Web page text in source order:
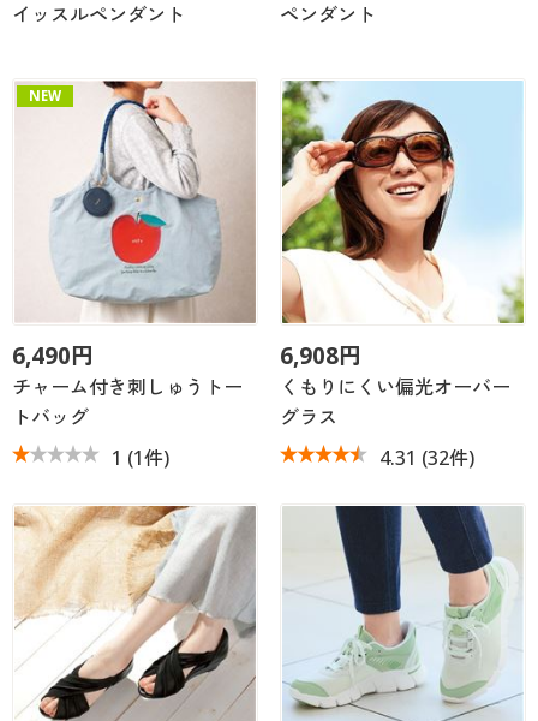
イッスルペンダント
ペンダント
NEW
6,490円
チャーム付き刺しゅうトー
トバッグ
1 (1件)
6,908円
くもりにくい偏光オーバー
グラス
4.31 (32件)